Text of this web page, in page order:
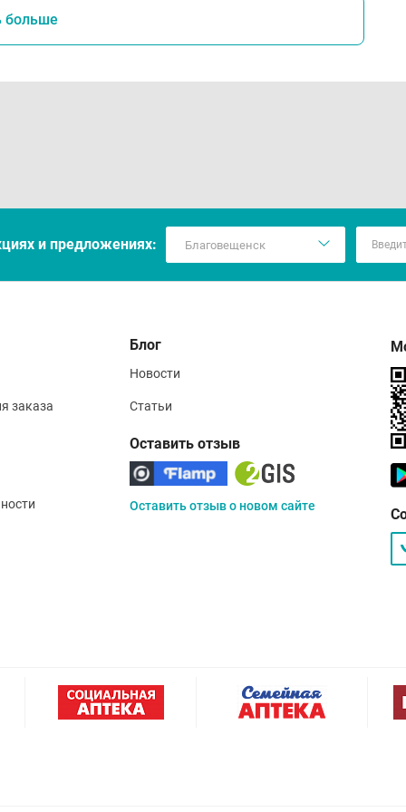
хранения
излишнего натяжения и перегибов провода при
очищайте амбушюры от загрязнений, используя
больше
и предложениях:
заказа
Блог
Новости
Статьи
Оставить отзыв
Оставить отзыв о новом сайте